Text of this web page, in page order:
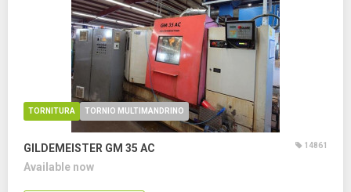
TORNITURA TORNIO MULTIMANDRINO
GILDEMEISTER GM 35 AC 14861
Available now